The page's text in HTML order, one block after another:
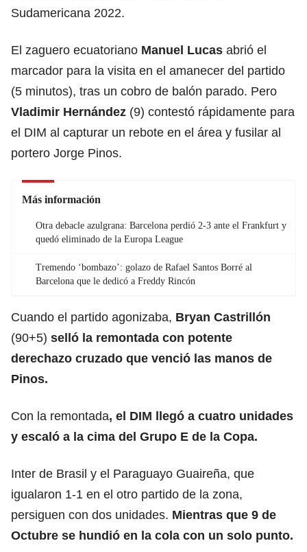
Sudamericana 2022.
El zaguero ecuatoriano Manuel Lucas abrió el
marcador para la visita en el amanecer del partido
(5 minutos), tras un cobro de balón parado. Pero
Vladimir Hernández (9) contestó rápidamente para
el DIM al capturar un rebote en el área y fusilar al
portero Jorge Pinos.
Más información
Otra debacle azulgrana: Barcelona perdió 2-3 ante el Frankfurt y
quedó eliminado de la Europa League
Tremendo ‘bombazo’: golazo de Rafael Santos Borré al
Barcelona que le dedicó a Freddy Rincón
Cuando el partido agonizaba, Bryan Castrillón
(90+5) selló la remontada con potente
derechazo cruzado que venció las manos de
Pinos.
Con la remontada, el DIM llegó a cuatro unidades
y escaló a la cima del Grupo E de la Copa.
Inter de Brasil y el Paraguayo Guaireña, que
igualaron 1-1 en el otro partido de la zona,
persiguen con dos unidades. Mientras que 9 de
Octubre se hundió en la cola con un solo punto.